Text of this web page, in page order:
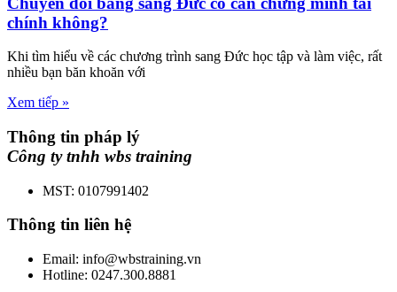
chính không?
Khi tìm hiểu về các chương trình sang Đức học tập và làm việc, rất
nhiều bạn băn khoăn với
Xem tiếp »
Thông tin pháp lý
Công ty tnhh wbs training
MST: 0107991402
Thông tin liên hệ
Email: info@wbstraining.vn
Hotline: 0247.300.8881